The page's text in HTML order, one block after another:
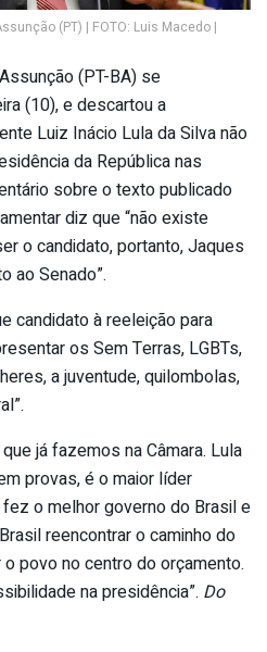
(PT) | FOTO: Luis Macedo |
(PT-BA) se
(10), e descartou a
Luiz Inácio Lula da Silva não
da República nas
sobre o texto publicado
diz que “não existe
o candidato, portanto, Jaques
ao Senado”.
candidato à reeleição para
os Sem Terras, LGBTs,
a juventude, quilombolas,
já fazemos na Câmara. Lula
provas, é o maior líder
o melhor governo do Brasil e
reencontrar o caminho do
povo no centro do orçamento.
na presidência”. Do